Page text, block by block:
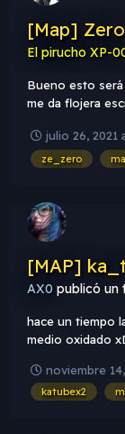
[Map] Zero
El pirucho XP-
Bueno esto
me da flojera
un mapa
y editado para
julio 26, 2021
ze_zero
[MAP]
AX0 publicó un
hace un tiempo
medio oxidado
respawnean los
un teleport
noviembre
katubex2